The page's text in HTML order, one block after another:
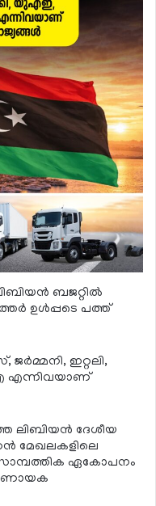
ബജറ്റില്‍
ഉള്‍പ്പടെ പത്ത്
ഇറ്റലി,
എന്നിവയാണ്
ലിബിയന്‍ ദേശീയ
മേഖലകളിലെ
ഏകോപനം